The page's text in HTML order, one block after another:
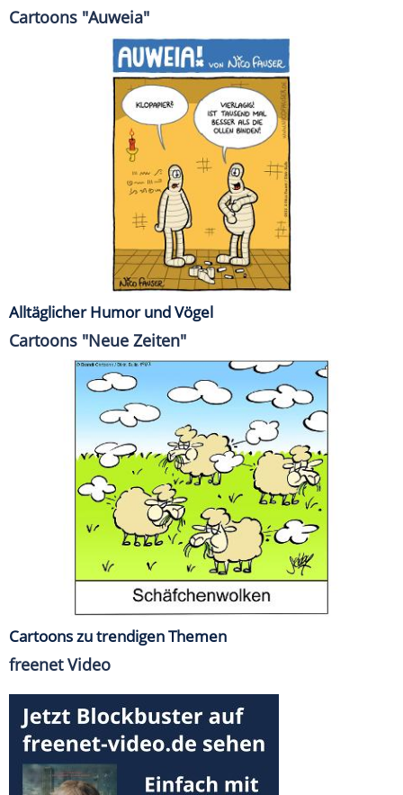
Cartoons "Auweia"
Alltäglicher Humor und Vögel
Cartoons "Neue Zeiten"
Cartoons zu trendigen Themen
freenet Video